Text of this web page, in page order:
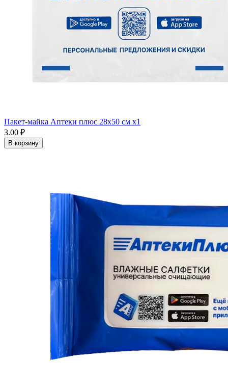
Пакет-майка Аптеки плюс 28х50 см x1
3.00 ₽
В корзину